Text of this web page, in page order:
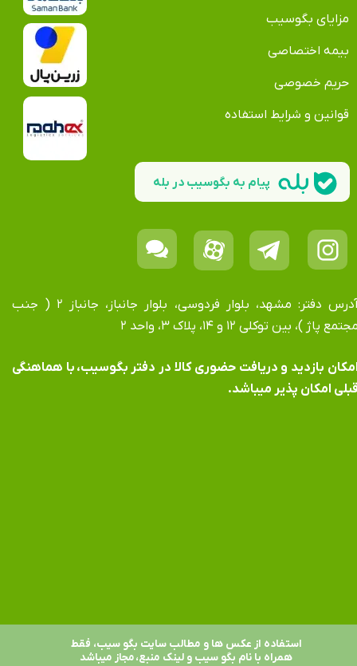
مزایای بگوسیب
بیمه اختصاصی
حریم خصوصی
قوانین و شرایط استفاده
آدرس دفتر: مشهد، بلوار فردوسی، بلوار جانباز، جانباز ۲ ( جنب
پاژ )، بین توکلی ۱۲ و ۱۴، پلاک ۳، واحد ۲
بازدید و دریافت حضوری کالا در دفتر بگوسیب، با هماهنگی
امکان پذیر میباشد.
پیام به بگوسیب در بله
استفاده از عکس ها و مطالب سایت بگو سیب، فقط
همراه با نام بگو سیب و لینک منبع، مجاز میباشد